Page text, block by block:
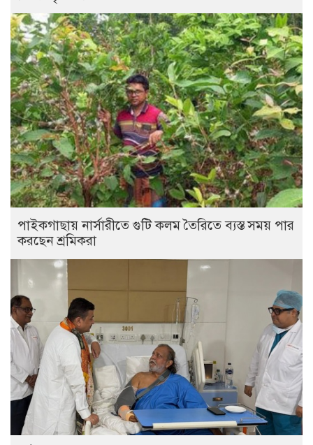
পাইকগাছায় নার্সারীতে গুটি কলম তৈরিতে ব্যস্ত সময় পার
করছেন শ্রমিকরা